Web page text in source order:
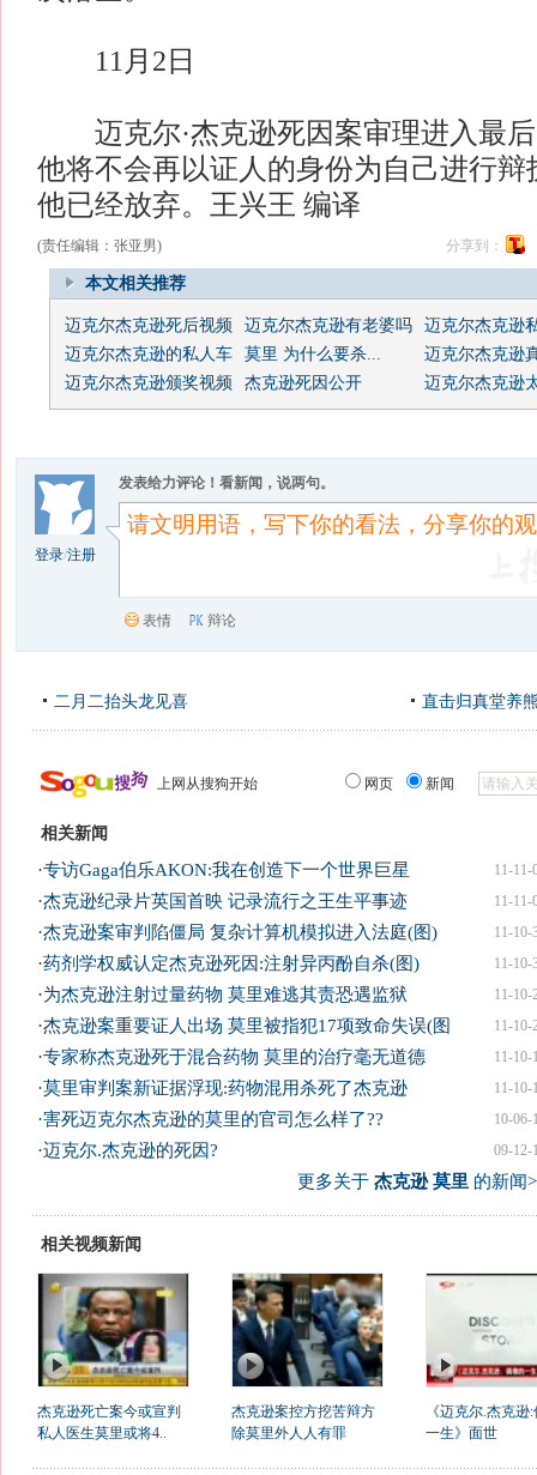
11月2日
迈克尔·杰克逊死因案审理进入最后
他将不会再以证人的身份为自己进行辩
他已经放弃。王兴王 编译
(责任编辑：张亚男) 分享到：
本文相关推荐
迈克尔杰克逊死后视频 迈克尔杰克逊有老婆吗
迈克尔杰克逊
迈克尔杰克逊的私人车
莫里 为什么要杀...
迈克尔杰克逊
迈克尔杰克逊颁奖视频
杰克逊死因公开 迈克尔杰克逊
登录/注册
发表给力评论！看新闻，说两句。
表情 辩论
二月二抬头龙见喜 直击归真堂养
上网从搜狗开始 网页 新闻
相关新闻
11-11-
·专访Gaga伯乐AKON:我在创造下一个世界巨星
11-11-
·杰克逊纪录片英国首映 记录流行之王生平事迹
11-10-
·杰克逊案审判陷僵局 复杂计算机模拟进入法庭(图)
11-10-
·药剂学权威认定杰克逊死因:注射异丙酚自杀(图)
11-10-
·为杰克逊注射过量药物 莫里难逃其责恐遇监狱
11-10-
·杰克逊案重要证人出场 莫里被指犯17项致命失误(图
11-10-
·专家称杰克逊死于混合药物 莫里的治疗毫无道德
11-10-
·莫里审判案新证据浮现:药物混用杀死了杰克逊
10-06-
·害死迈克尔杰克逊的莫里的官司怎么样了??
09-12-
·迈克尔.杰克逊的死因?
更多关于 杰克逊 莫里 的新闻
相关视频新闻
杰克逊死亡案今或宣判
私人医生莫里或将4..
杰克逊案控方挖苦辩方
除莫里外人人有罪
《迈克尔.杰克逊
一生》面世